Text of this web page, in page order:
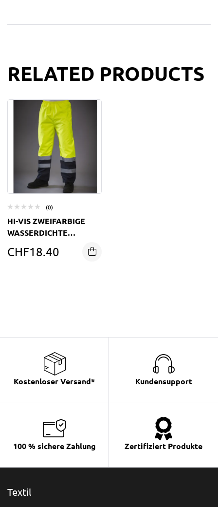
RELATED PRODUCTS
(0)
HI-VIS ZWEIFARBIGE
WASSERDICHTE
CHF18.40
Kostenloser Versand* Kundensupport
100 % sichere Zahlung Zertifiziert Produkte
Textil